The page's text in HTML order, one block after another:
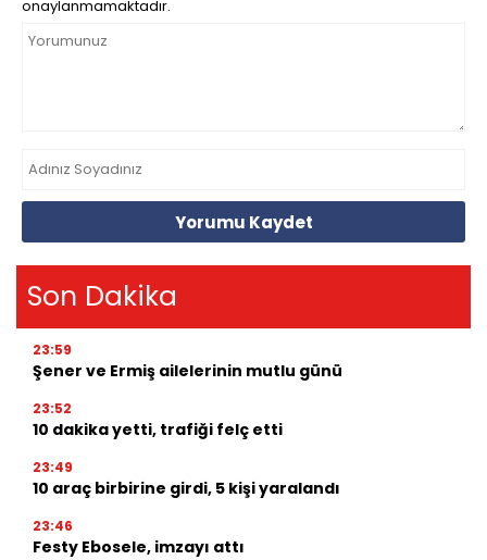
onaylanmamaktadır.
Yorumu Kaydet
Son Dakika
23:59
Şener ve Ermiş ailelerinin mutlu günü
23:52
10 dakika yetti, trafiği felç etti
23:49
10 araç birbirine girdi, 5 kişi yaralandı
23:46
Festy Ebosele, imzayı attı